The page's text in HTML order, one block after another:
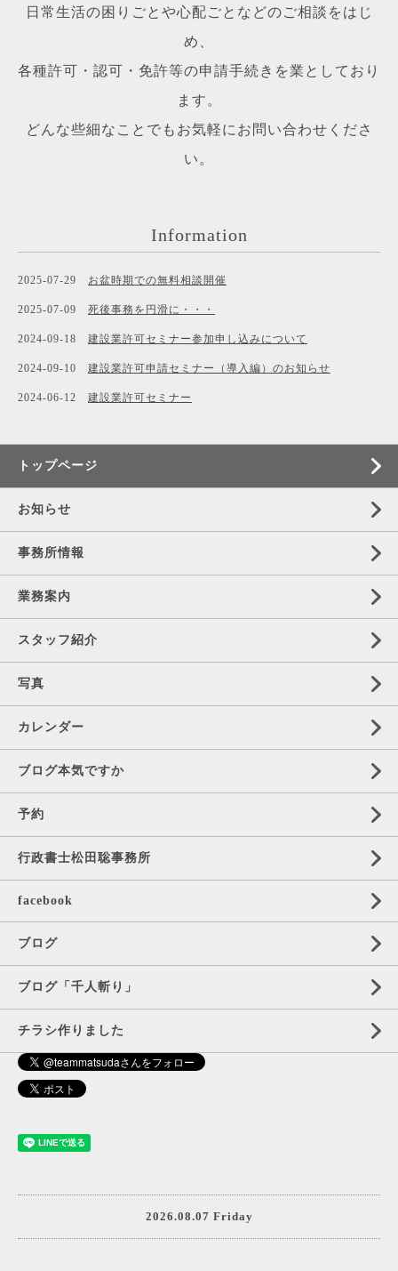
日常生活の困りごとや心配ごとなどのご相談をはじ
め、
各種許可・認可・免許等の申請手続きを業としており
ます。
どんな些細なことでもお気軽にお問い合わせくださ
い。
Information
2025-07-29 お盆時期での無料相談開催
2025-07-09 死後事務を円滑に・・・
2024-09-18 建設業許可セミナー参加申し込みについて
2024-09-10 建設業許可申請セミナー（導入編）のお知らせ
2024-06-12 建設業許可セミナー
トップページ
お知らせ
事務所情報
業務案内
スタッフ紹介
写真
カレンダー
ブログ本気ですか
予約
行政書士松田聡事務所
facebook
ブログ
ブログ「千人斬り」
チラシ作りました
2026.08.07 Friday